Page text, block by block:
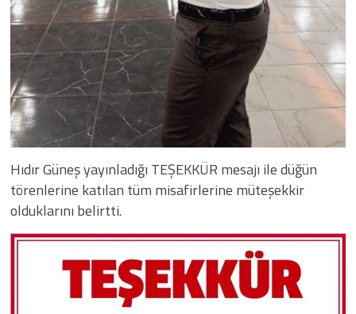
Hıdır Güneş yayınladığı TEŞEKKÜR mesajı ile düğün
törenlerine katılan tüm misafirlerine müteşekkir
olduklarını belirtti.